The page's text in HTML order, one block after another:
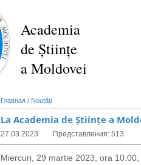
Academia
de Științe
a Moldovei
Главная / Noutăți
La Academia de Științe a
27.03.2023 Представления: 513
Miercuri, 29 martie 2023, ora